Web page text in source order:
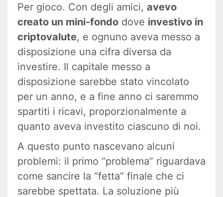
Per gioco. Con degli amici, avevo
creato un mini-fondo dove investivo in
criptovalute, e ognuno aveva messo a
disposizione una cifra diversa da
investire. Il capitale messo a
disposizione sarebbe stato vincolato
per un anno, e a fine anno ci saremmo
spartiti i ricavi, proporzionalmente a
quanto aveva investito ciascuno di noi.
A questo punto nascevano alcuni
problemi: il primo “problema” riguardava
come sancire la “fetta” finale che ci
sarebbe spettata. La soluzione più